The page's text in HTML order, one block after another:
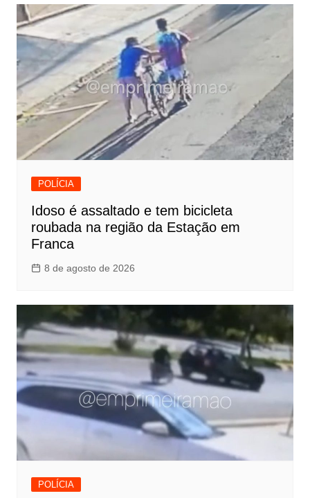
POLÍCIA
Idoso é assaltado e tem bicicleta
roubada na região da Estação em
Franca
8 de agosto de 2026
POLÍCIA